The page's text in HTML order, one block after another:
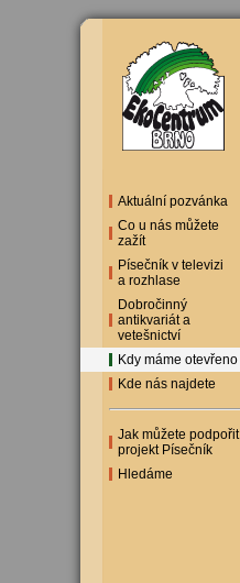
Aktuální pozvánka
Co u nás můžete
zažít
Písečník v televizi
a rozhlase
Dobročinný
antikvariát a
vetešnictví
Kdy máme otevřeno
Kde nás najdete
Jak můžete podpořit
projekt Písečník
Hledáme